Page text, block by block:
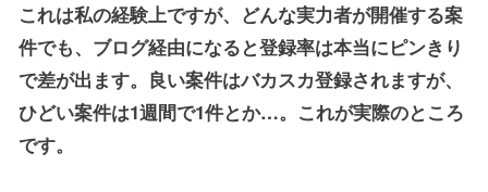
これは私の経験上ですが、どんな実力者が開催する案
件でも、ブログ経由になると登録率は本当にピンきり
で差が出ます。良い案件はバカスカ登録されますが、
ひどい案件は1週間で1件とか…。これが実際のところ
です。